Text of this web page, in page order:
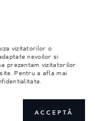
VIN-ul vehiculului,
consumat, iar
despre energie și
să consultați
transmiterii datelor
lunii martie pentru
numărul de
vizitatorilor o
nevoilor si
prezentam vizitatorilor
Pentru a afla mai
ACCEPTĂ